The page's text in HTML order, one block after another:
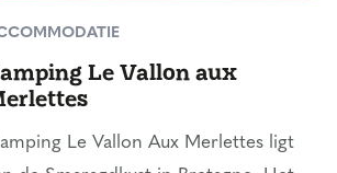
Le Vallon aux
Le Vallon Aux Merlettes ligt